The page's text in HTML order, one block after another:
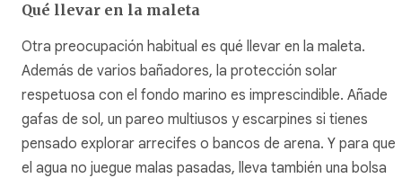
Qué llevar en la maleta
Otra preocupación habitual es qué llevar en la maleta.
Además de varios bañadores, la protección solar
respetuosa con el fondo marino es imprescindible. Añade
gafas de sol, un pareo multiusos y escarpines si tienes
pensado explorar arrecifes o bancos de arena. Y para que
el agua no juegue malas pasadas, lleva también una bolsa